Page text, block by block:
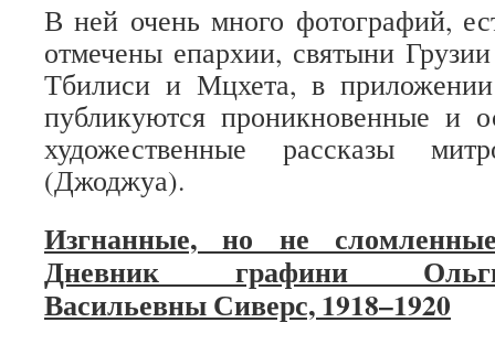
В ней очень много фотографий,
отмечены епархии, святыни
Тбилиси и Мцхета, в
публикуются проникновенные и
художественные рассказы
(Джоджуа).
Изгнанные, но не
Дневник графини
Васильевны Сиверс, 1918–1920